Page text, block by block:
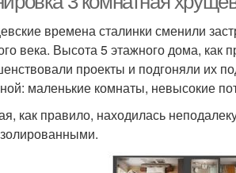
времена сталинки сменили
века. Высота 5 этажного дома, как
проекты и подгоняли их
маленькие комнаты, невысокие
как правило, находилась